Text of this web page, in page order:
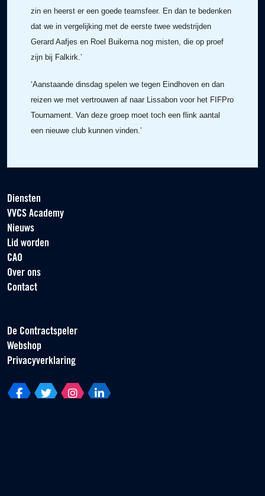
zin en heerst er een goede teamsfeer. En dan te bedenken
dat we in vergelijking met de eerste twee wedstrijden
Gerard Aafjes en Roel Buikema nog misten, die op proef
zijn bij Falkirk.’
‘Aanstaande dinsdag spelen we tegen Eindhoven en dan
reizen we met vertrouwen af naar Lissabon voor het FIFPro
Tournament. Van deze groep moet toch een flink aantal
een nieuwe club kunnen vinden.’
Diensten
VVCS Academy
Nieuws
Lid worden
CAO
Over ons
Contact
De Contractspeler
Webshop
Privacyverklaring